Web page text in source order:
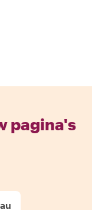
pagina's